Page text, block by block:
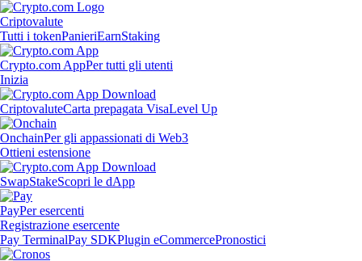
Criptovalute
Tutti i tokenPanieriEarnStaking
Crypto.com AppPer tutti gli utenti
Inizia
CriptovaluteCarta prepagata VisaLevel Up
OnchainPer gli appassionati di Web3
Ottieni estensione
SwapStakeScopri le dApp
PayPer esercenti
Registrazione esercente
Pay TerminalPay SDKPlugin eCommercePronostici